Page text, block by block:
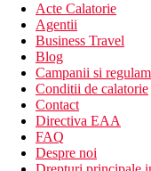
Acte Calatorie
Agentii
Business Travel
Blog
Campanii si
Conditii de calatorie
Contact
Directiva EAA
FAQ
Despre noi